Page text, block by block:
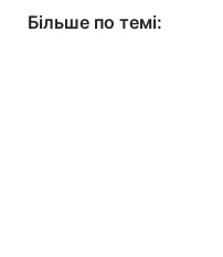
Більше по темі: